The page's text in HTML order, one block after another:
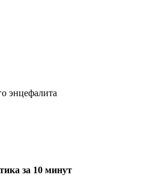
энцефалита
за 10 минут